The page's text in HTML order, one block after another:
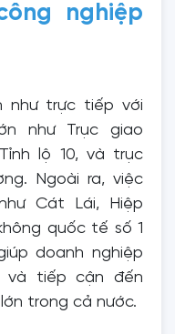
nghiệp
như trực tiếp với
như Trục giao
lộ 10, và trục
Ngoài ra, việc
Cát Lái, Hiệp
quốc tế số 1
doanh nghiệp
và tiếp cận đến
trong cả nước.